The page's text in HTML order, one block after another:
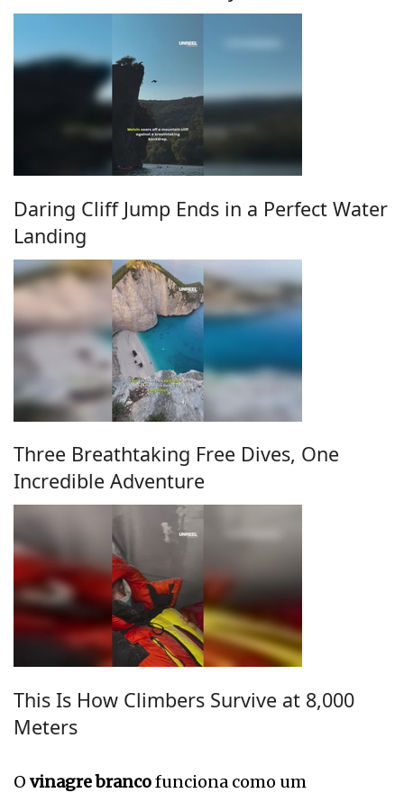
Daring Cliff Jump Ends in a Perfect Water
Landing
Three Breathtaking Free Dives, One
Incredible Adventure
This Is How Climbers Survive at 8,000
Meters
O vinagre brancofunciona como um